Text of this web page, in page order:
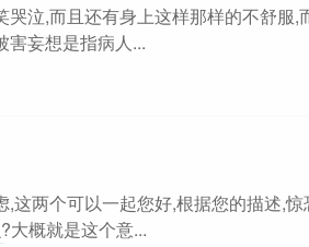
泣,而且还有身上这样那样的不舒服,
害妄想是指病人...
这两个可以一起您好,根据您的描述,
大概就是这个意...